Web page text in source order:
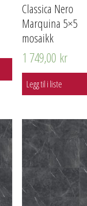
Classica Nero
Marquina 5×5
mosaikk
1 749,00 kr
Legg til i liste